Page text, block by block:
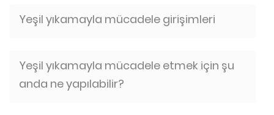
Yeşil yıkamayla mücadele girişimleri
Yeşil yıkamayla mücadele etmek için şu
anda ne yapılabilir?